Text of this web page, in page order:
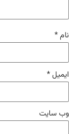
نام*
ایمیل*
وب‌ سایت